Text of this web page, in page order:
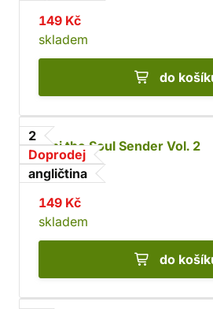
149 Kč
skladem
do
2
Doprodej
angličtina
Alpi the Soul Sender Vol. 2
Rona
149 Kč
skladem
do